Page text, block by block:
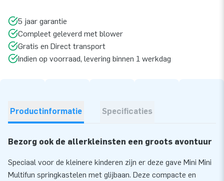
5 jaar garantie
Compleet geleverd met blower
Gratis en Direct transport
Indien op voorraad, levering binnen 1 werkdag
Productinformatie Specificaties
Bezorg ook de allerkleinsten een groots avontuur
Speciaal voor de kleinere kinderen zijn er deze gave Mini Mini
Multifun springkastelen met glijbaan. Deze compacte en